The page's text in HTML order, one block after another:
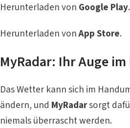
Herunterladen von Google Play.
Herunterladen vonApp Store.
MyRadar: Ihr Auge
Das Wetter kann sich im
ändern, und MyRadarsorgt
niemals überrascht werden.